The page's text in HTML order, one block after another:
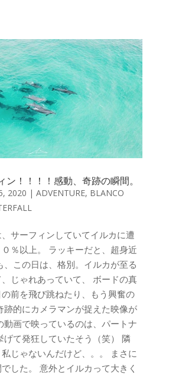
ン！！！！感動、奇跡の瞬間。
2020 | ADVENTURE, BLANCO
サーフィンしていてイルカに遭
％以上。 ラッキーだと、超身近
、この日は、格別。イルカが至る
じゃれあっていて、 ボードの真
前を飛び跳ねたり、もう興奮の
跡的にカメラマンが捉えた映像が
動画で映っているのは、パートナ
げて発狂していたそう（笑） 隣
じゃないんだけど、。。 まさに
した。 意外とイルカって大きく